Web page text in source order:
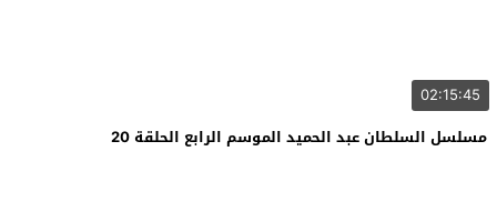
02:15:45
مسلسل السلطان عبد الحميد الموسم الرابع الحلقة 20